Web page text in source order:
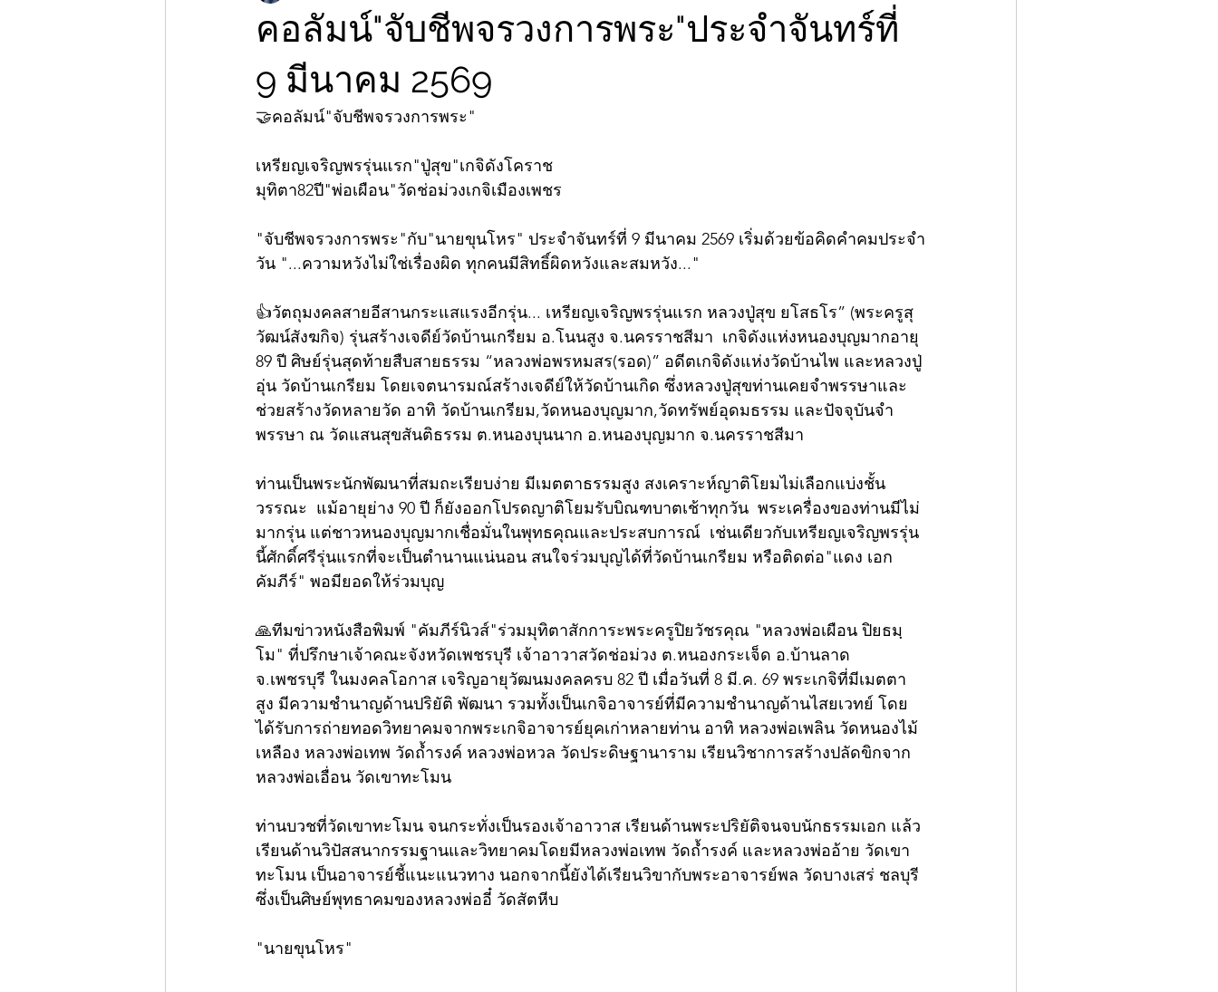
คอลัมน์"จับชีพจรวงการพระ"ประจำจันทร์ที่
9 มีนาคม 2569
🤝คอลัมน์"จับชีพจรวงการพระ"
เหรียญเจริญพรรุ่นแรก"ปู่สุข"เกจิดังโคราช
มุทิตา82ปี"พ่อเผือน"วัดช่อม่วงเกจิเมืองเพชร
"จับชีพจรวงการพระ"กับ"นายขุนโหร" ประจำจันทร์ที่ 9 มีนาคม 2569 เริ่มด้วยข้อคิดคำคมประจำ
วัน "...ความหวังไม่ใช่เรื่องผิด ทุกคนมีสิทธิ์ผิดหวังและสมหวัง..."
👍วัตถุมงคลสายอีสานกระแสแรงอีกรุ่น... เหรียญเจริญพรรุ่นแรก หลวงปู่สุข ยโสธโร” (พระครูสุ
วัฒน์สังฆกิจ) รุ่นสร้างเจดีย์วัดบ้านเกรียม อ.โนนสูง จ.นครราชสีมา  เกจิดังแห่งหนองบุญมากอายุ
89 ปี ศิษย์รุ่นสุดท้ายสืบสายธรรม “หลวงพ่อพรหมสร(รอด)” อดีตเกจิดังแห่งวัดบ้านไพ และหลวงปู่
อุ่น วัดบ้านเกรียม โดยเจตนารมณ์สร้างเจดีย์ให้วัดบ้านเกิด ซึ่งหลวงปู่สุขท่านเคยจำพรรษาและ
ช่วยสร้างวัดหลายวัด อาทิ วัดบ้านเกรียม,วัดหนองบุญมาก,วัดทรัพย์อุดมธรรม และปัจจุบันจำ
พรรษา ณ วัดแสนสุขสันติธรรม ต.หนองบุนนาก อ.หนองบุญมาก จ.นครราชสีมา
ท่านเป็นพระนักพัฒนาที่สมถะเรียบง่าย มีเมตตาธรรมสูง สงเคราะห์ญาติโยมไม่เลือกแบ่งชั้น
วรรณะ  แม้อายุย่าง 90 ปี ก็ยังออกโปรดญาติโยมรับบิณฑบาตเช้าทุกวัน  พระเครื่องของท่านมีไม่
มากรุ่น แต่ชาวหนองบุญมากเชื่อมั่นในพุทธคุณและประสบการณ์  เช่นเดียวกับเหรียญเจริญพรรุ่น
นี้ศักดิ์ศรีรุ่นแรกที่จะเป็นตำนานแน่นอน สนใจร่วมบุญได้ที่วัดบ้านเกรียม หรือติดต่อ"แดง เอก
คัมภีร์" พอมียอดให้ร่วมบุญ
🙏ทีมข่าวหนังสือพิมพ์ "คัมภีร์นิวส์"ร่วมมุทิตาสักการะพระครูปิยวัชรคุณ "หลวงพ่อเผือน ปิยธมฺ
โม" ที่ปรึกษาเจ้าคณะจังหวัดเพชรบุรี เจ้าอาวาสวัดช่อม่วง ต.หนองกระเจ็ด อ.บ้านลาด
จ.เพชรบุรี ในมงคลโอกาส เจริญอายุวัฒนมงคลครบ 82 ปี เมื่อวันที่ 8 มี.ค. 69 พระเกจิที่มีเมตตา
สูง มีความชำนาญด้านปริยัติ พัฒนา รวมทั้งเป็นเกจิอาจารย์ที่มีความชำนาญด้านไสยเวทย์ โดย
ได้รับการถ่ายทอดวิทยาคมจากพระเกจิอาจารย์ยุคเก่าหลายท่าน อาทิ หลวงพ่อเพลิน วัดหนองไม้
เหลือง หลวงพ่อเทพ วัดถ้ำรงค์ หลวงพ่อหวล วัดประดิษฐานาราม เรียนวิชาการสร้างปลัดขิกจาก
หลวงพ่อเอื่อน วัดเขาทะโมน
ท่านบวชที่วัดเขาทะโมน จนกระทั่งเป็นรองเจ้าอาวาส เรียนด้านพระปริยัติจนจบนักธรรมเอก แล้ว
เรียนด้านวิปัสสนากรรมฐานและวิทยาคมโดยมีหลวงพ่อเทพ วัดถ้ำรงค์ และหลวงพ่ออ้าย วัดเขา
ทะโมน เป็นอาจารย์ชี้แนะแนวทาง นอกจากนี้ยังได้เรียนวิขากับพระอาจารย์พล วัดบางเสร่ ชลบุรี
ซึ่งเป็นศิษย์พุทธาคมของหลวงพ่ออี๋ วัดสัตหีบ
"นายขุนโหร"